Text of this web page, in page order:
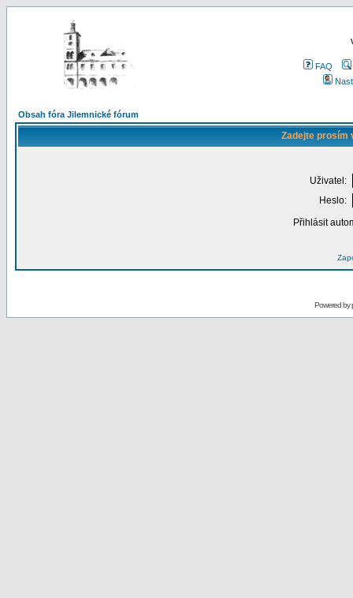
FAQ
Obsah fóra Jilemnické fórum
Zadejte prosím
Uživatel:
Heslo:
Přihlásit
Powered by